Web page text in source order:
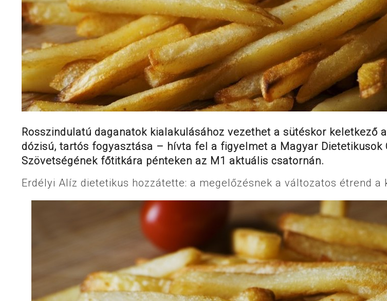
Rosszindulatú daganatok kialakulásához vezethet a sütéskor keletkező
dózisú, tartós fogyasztása – hívta fel a figyelmet a Magyar Dietetikusok
Szövetségének főtitkára pénteken az M1 aktuális csatornán.
Erdélyi Alíz dietetikus hozzátette: a megelőzésnek a változatos étrend a